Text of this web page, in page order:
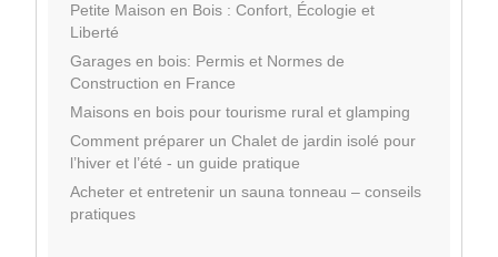
Petite Maison en Bois : Confort, Écologie et
Liberté
Garages en bois: Permis et Normes de
Construction en France
Maisons en bois pour tourisme rural et glamping
Comment préparer un Chalet de jardin isolé pour
l’hiver et l’été - un guide pratique
Acheter et entretenir un sauna tonneau – conseils
pratiques